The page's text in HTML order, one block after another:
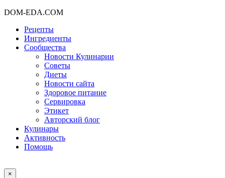
DOM-EDA.COM
Рецепты
Ингредиенты
Сообщества
Новости Кулинарии
Советы
Диеты
Новости сайта
Здоровое питание
Сервировка
Этикет
Авторский блог
Кулинары
Активность
Помощь
×